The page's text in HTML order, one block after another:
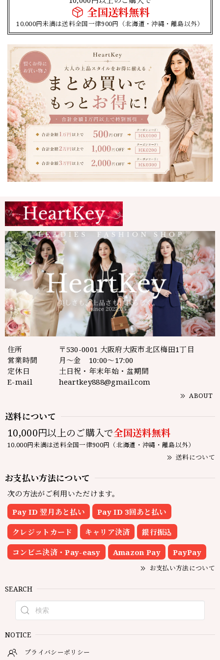
全国送料無料
10,000円未満は送料全国一律900円（北海道・沖縄・離島以外）
住所
〒530-0001 大阪府大阪市北区梅田1丁目
営業時間
月～金 10:00～17:00
定休日
土日祝・年末年始・盆期間
E-mail
heartkey888@gmail.com
ABOUT
送料について
10,000円以上のご購入で全国送料無料
10,000円未満は送料全国一律900円（北海道・沖縄・離島以外）
送料について
お支払い方法について
次の方法がご利用いただけます。
Pay ID 翌月あと払い
Pay ID 3回あと払い
クレジットカード キャリア決済 銀行振込
コンビニ決済・Pay-easy Amazon Pay PayPay
お支払い方法について
SEARCH
NOTICE
プライバシーポリシー